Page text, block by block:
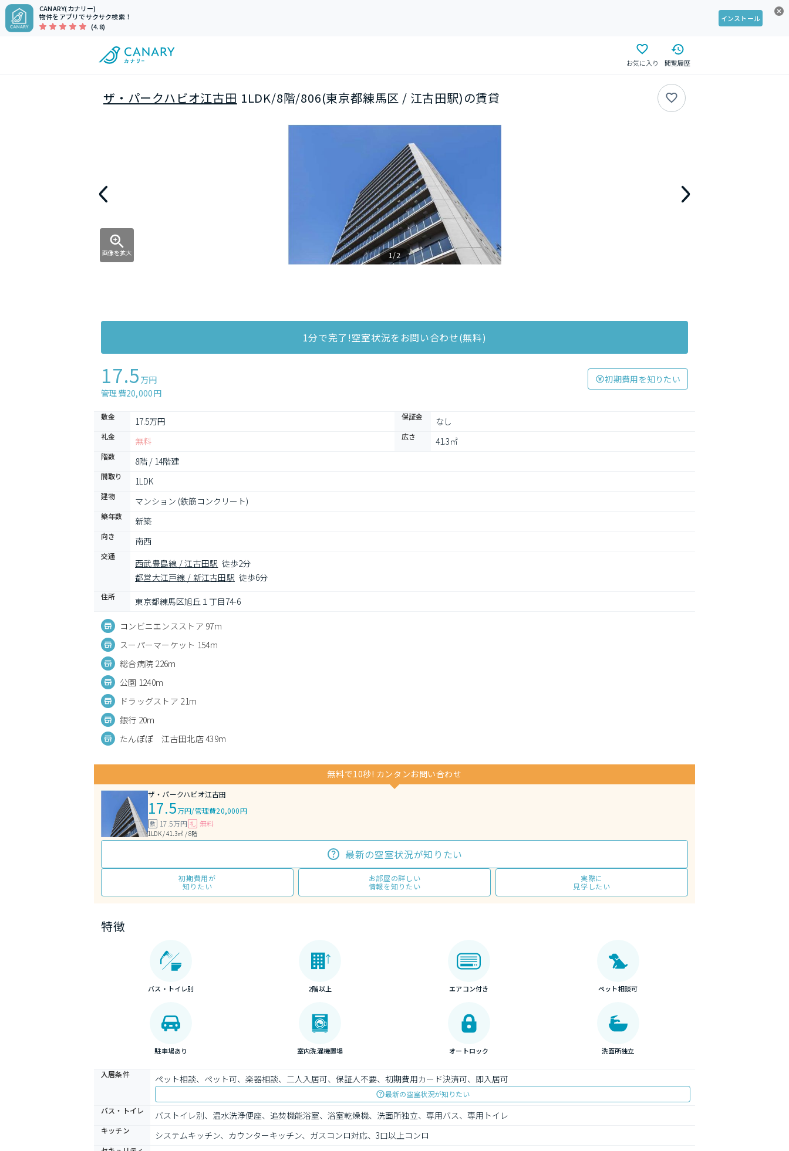
CANARY(カナリー)
物件をアプリでサクサク検索！
(4.8)
インストール
お気に入り 閲覧履歴
ザ・パークハビオ江古田 1LDK/8階/806(東京都練馬区 / 江古田駅)の賃貸
画像を拡大 1/2
1分で完了!空室状況をお問い合わせ(無料)
17.5 万円
管理費20,000円
初期費用を知りたい
敷金 17.5万円 保証金 なし
礼金 無料 広さ 41.3㎡
階数 8階 / 14階建
間取り 1LDK
建物 マンション (鉄筋コンクリート)
築年数 新築
向き 南西
交通
西武豊島線 / 江古田駅 徒歩2分
都営大江戸線 / 新江古田駅 徒歩6分
住所 東京都練馬区旭丘１丁目74-6
コンビニエンスストア 97m
スーパーマーケット 154m
総合病院 226m
公園 1240m
ドラッグストア 21m
銀行 20m
たんぽぽ 江古田北店 439m
無料で10秒! カンタンお問い合わせ
ザ・パークハビオ江古田
17.5万円/管理費20,000円
敷 17.5万円 礼 無料
1LDK / 41.3㎡ / 8階
最新の空室状況が知りたい
初期費用が
知りたい
お部屋の詳しい
情報を知りたい
実際に
見学したい
特徴
バス・トイレ別 2階以上 エアコン付き ペット相談可
駐車場あり 室内洗濯機置場 オートロック 洗面所独立
入居条件 ペット相談、ペット可、楽器相談、二人入居可、保証人不要、初期費用カード決済可、即入居可
最新の空室状況が知りたい
バス・トイレ
バストイレ別、温水洗浄便座、追焚機能浴室、浴室乾燥機、洗面所独立、専用バス、専用トイレ
キッチン システムキッチン、カウンターキッチン、ガスコンロ対応、3口以上コンロ